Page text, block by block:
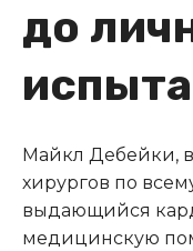
до
Майкл Дебейки,
хирургов по
выдающийся
медицинскую